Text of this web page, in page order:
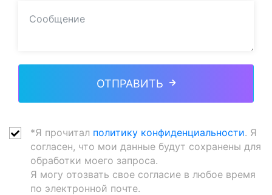
ОТПРАВИТЬ
*Я прочитал политику конфиденциальности. Я
согласен, что мои данные будут сохранены для
обработки моего запроса.
Я могу отозвать свое согласие в любое время
по электронной почте.